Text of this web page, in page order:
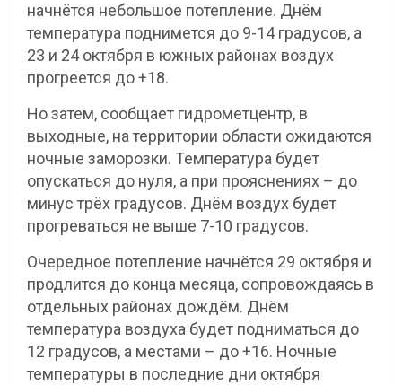
начнётся небольшое потепление. Днём
температура поднимется до 9-14 градусов, а
23 и 24 октября в южных районах воздух
прогреется до +18.
Но затем, сообщает гидрометцентр, в
выходные, на территории области ожидаются
ночные заморозки. Температура будет
опускаться до нуля, а при прояснениях – до
минус трёх градусов. Днём воздух будет
прогреваться не выше 7-10 градусов.
Очередное потепление начнётся 29 октября и
продлится до конца месяца, сопровождаясь в
отдельных районах дождём. Днём
температура воздуха будет подниматься до
12 градусов, а местами – до +16. Ночные
температуры в последние дни октября